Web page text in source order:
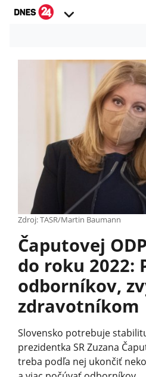
Zdroj: TASR/Martin Baumann
Čaputovej
do roku 2022:
odborníkov,
zdravotníkom
Slovensko potrebuje
prezidentka SR Zuzana
treba podľa nej ukončiť